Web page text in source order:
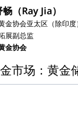
人民币），总持仓
亿元人民币）
国人民银行(PBoC)
（Ray Jia）
金协会亚太区（除印
展副总监
金协会
市场：黄金